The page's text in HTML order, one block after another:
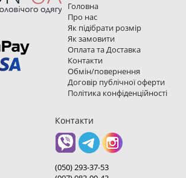
Головна
Про нас
Як підібрати розмір
Як замовити
Оплата та Доставка
Контакти
Обмін/повернення
Договір публічної оферти
Політика конфіденційності
Контакти
(050) 293-37-53